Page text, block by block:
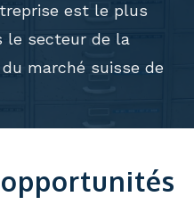
est le plus
le secteur de la
marché suisse de